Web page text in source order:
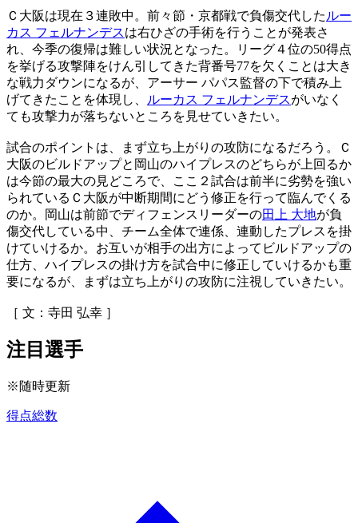
Ｃ大阪は現在３連敗中。前々節・京都戦で負傷交代した ルー
カス フェルナンデスは右ひざの手術を行うことが発表さ
れ、今季の復帰は難しい状況となった。リーグ４位の50得点
を挙げる攻撃陣をけん引してきた背番号77を欠くことは大き
な戦力ダウンになるが、アーサー パパス監督の下で積み上
げてきたことを体現し、
ルーカス フェルナンデスがいなく
ても攻撃力が落ちないところを見せていきたい。
試合のポイントは、まず立ち上がりの攻防になるだろう。Ｃ
大阪のビルドアップと岡山のハイプレスのどちらが上回るか
は今節の最大の見どころで、ここ２試合は前半に劣勢を強い
られているＣ大阪が中断期間にどう修正を行って臨んでくる
のか。岡山は前節でディフェンスリーダーの田上 大地が負
傷交代している中、チーム全体で連係、連動したプレスを掛
けていけるか。お互いが相手の出方によってビルドアップの
仕方、ハイプレスの掛け方を試合中に修正していけるかも重
要になるが、まずは立ち上がりの攻防に注視していきたい。
［ 文：寺田 弘幸 ］
注目選手
※随時更新
得点総数